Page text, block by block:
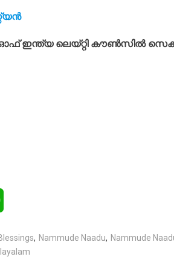
ഇന്ത്യ ലെയ്റ്റി കൗണ്‍സില്‍
, Nammude Naadu, Nammude